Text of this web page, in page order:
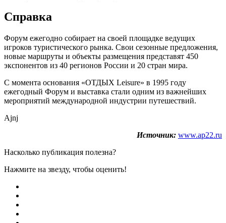
Справка
Форум ежегодно собирает на своей площадке ведущих
игроков туристического рынка. Свои сезонные предложения,
новые маршруты и объекты размещения представят 450
экспонентов из 40 регионов России и 20 стран мира.
С момента основания «ОТДЫХ Leisure» в 1995 году
ежегодный Форум и выставка стали одним из важнейших
мероприятий международной индустрии путешествий.
Ajnj
Источник: www.ap22.ru
Насколько публикация полезна?
Нажмите на звезду, чтобы оценить!